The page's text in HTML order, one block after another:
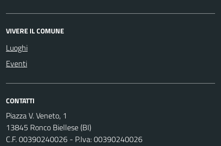
VIVERE IL COMUNE
Luoghi
Eventi
CONTATTI
Piazza V. Veneto, 1
13845 Ronco Biellese (BI)
C.F. 00390240026 - P.Iva: 00390240026